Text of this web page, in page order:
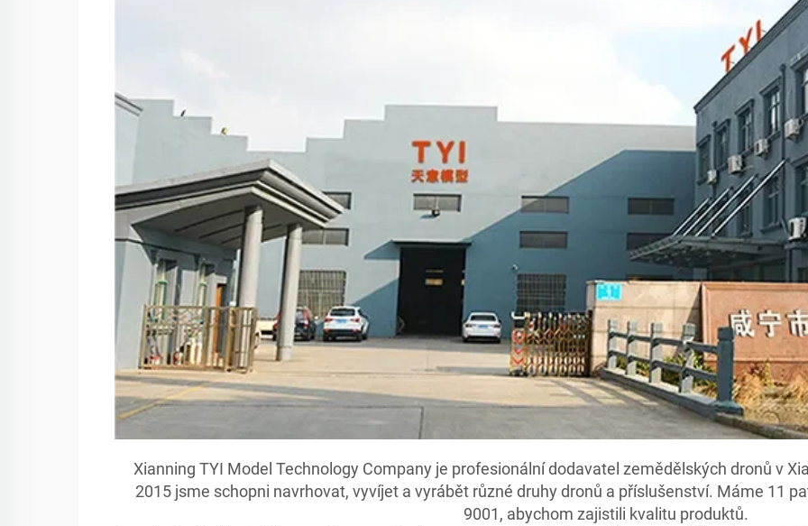
Xianning TYI Model Technology Company je profesionální dodavatel zemědělských dronů v
2015 jsme schopni navrhovat, vyvíjet a vyrábět různé druhy dronů a příslušenství. Máme 11
9001, abychom zajistili kvalitu produktů.